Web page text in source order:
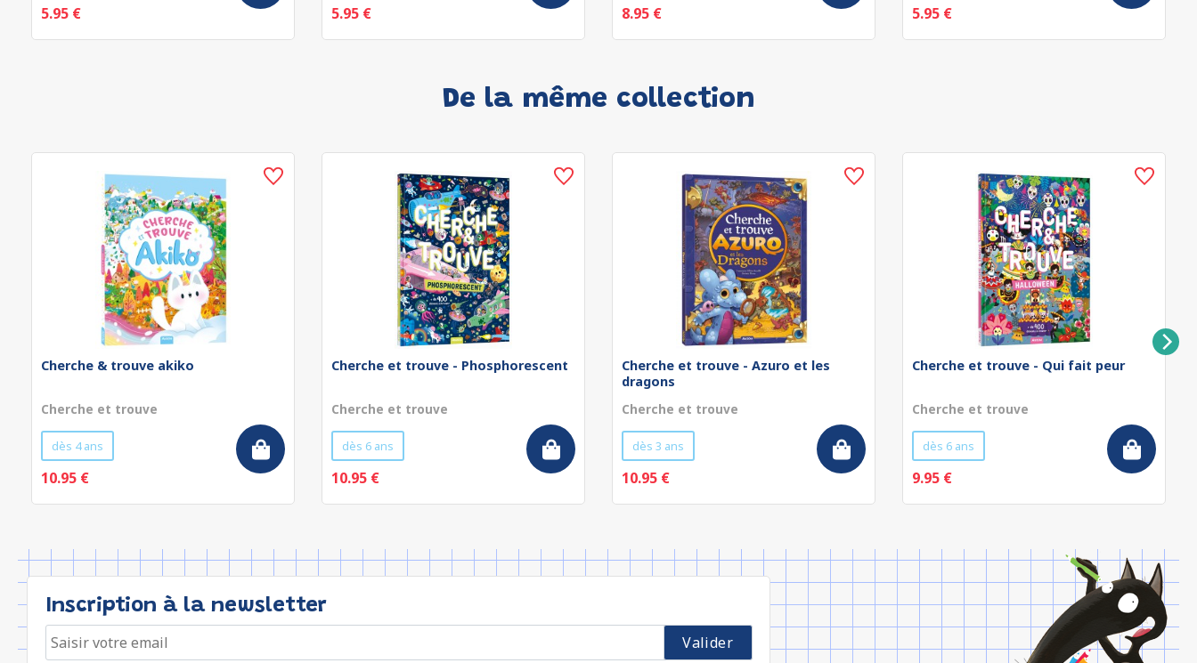
5.95 € 5.95 € 8.95 € 5.95 €
De la même collection
Cherche & trouve akiko
Cherche et trouve
dès 4 ans
10.95 €
Cherche et trouve - Phosphorescent
Cherche et trouve
dès 6 ans
10.95 €
Cherche et trouve - Azuro et les
dragons
Cherche et trouve
dès 3 ans
10.95 €
Cherche et trouve - Qui fait peur
Cherche et trouve
dès 6 ans
9.95 €
Inscription à la newsletter